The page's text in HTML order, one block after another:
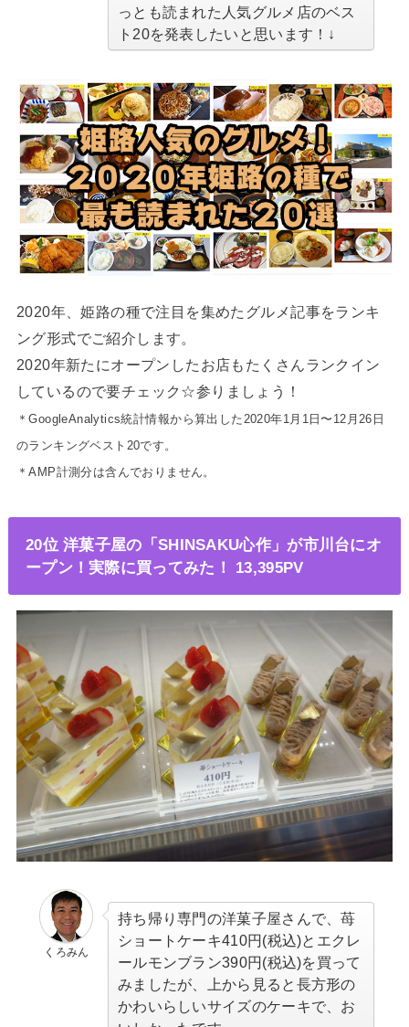
っとも読まれた人気グルメ店のベス
ト20を発表したいと思います！↓
2020年、姫路の種で注目を集めたグルメ記事をランキ
ング形式でご紹介します。
2020年新たにオープンしたお店もたくさんランクイン
しているので要チェック☆参りましょう！
＊GoogleAnalytics統計情報から算出した2020年1月1日〜12月26日
のランキングベスト20です。
＊AMP計測分は含んでおりません。
20位 洋菓子屋の「SHINSAKU心作」が市川台にオ
ープン！実際に買ってみた！ 13,395PV
くろみん
持ち帰り専門の洋菓子屋さんで、苺
ショートケーキ410円(税込)とエクレ
ールモンブラン390円(税込)を買って
みましたが、上から見ると長方形の
かわいらしいサイズのケーキで、お